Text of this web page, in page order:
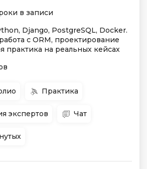
в записи
Django, PostgreSQL, Docker.
с ORM, проектирование
практика на реальных кейсах
Практика
экспертов Чат